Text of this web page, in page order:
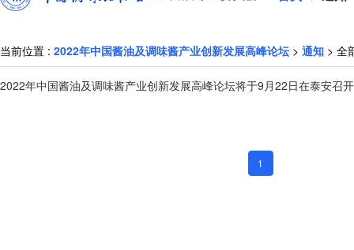
当前位置 : 2022年中国酱油及调味酱产业创新发展高峰论坛> 通知 > 全
2022年中国酱油及调味酱产业创新发展高峰论坛将于9月22日在泰安召开
1